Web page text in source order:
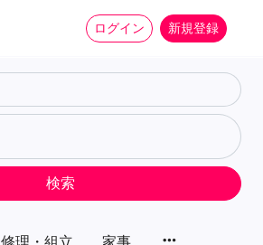
ログイン 新規登録
修理・組立 家事 more_horiz
検索